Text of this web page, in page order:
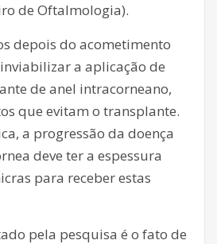
de Oftalmologia).
depois do acometimento
a aplicação de
de anel intracorneano,
que evitam o transplante.
a progressão da doença
deve ter a espessura
para receber estas
pela pesquisa é o fato de